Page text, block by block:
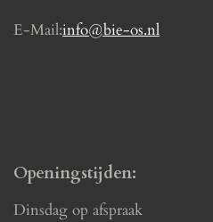
E-Mail:info@bie-os.nl
Openingstijden:
Dinsdag op afspraak